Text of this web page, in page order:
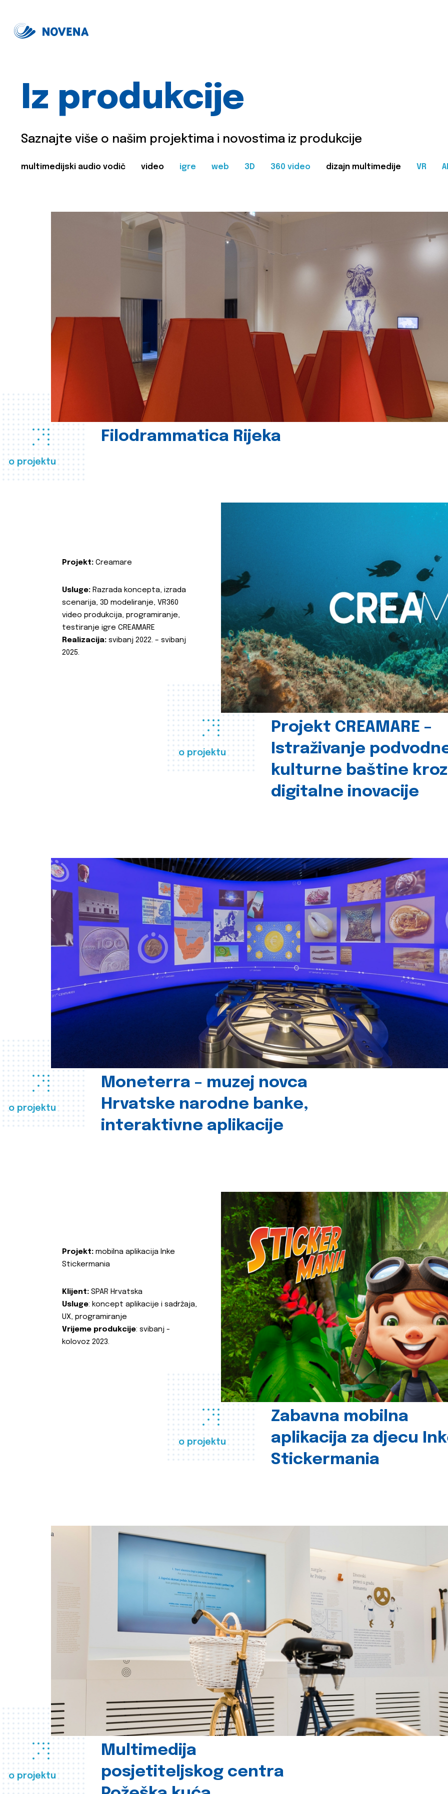
Iz produkcije
Saznajte više o našim projektima i novostima iz produkcije
multimedijski audio vodič video igre web 3D 360 video dizajn multimedije VR
o projektu
Filodrammatica Rijeka
o projektu
Projekt CREAMARE –
Istraživanje
kulturne baštine kroz
digitalne inovacije
Projekt: Creamare
Usluge: Razrada koncepta, izrada
scenarija, 3D modeliranje, VR360
video produkcija, programiranje,
testiranje igre CREAMARE
Realizacija: svibanj 2022. – svibanj
2025.
o projektu
Moneterra – muzej novca
Hrvatske narodne banke,
interaktivne aplikacije
o projektu
Zabavna mobilna
aplikacija za djecu
Stickermania
Projekt: mobilna aplikacija Inke
Stickermania
Klijent: SPAR Hrvatska
Usluge: koncept aplikacije i sadržaja,
UX, programiranje
Vrijeme produkcije: svibanj -
kolovoz 2023.
o projektu
Multimedija
posjetiteljskog centra